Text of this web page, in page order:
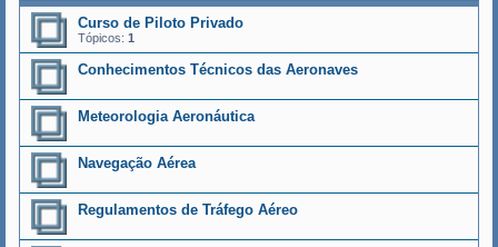
Curso de Piloto Privado
Tópicos: 1
Conhecimentos Técnicos das Aeronaves
Meteorologia Aeronáutica
Navegação Aérea
Regulamentos de Tráfego Aéreo